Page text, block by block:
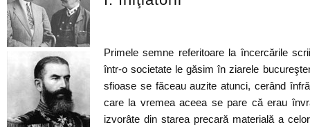
Primele semne referitoare la încercările
într-o societate le găsim în ziarele
sfioase se făceau auzite atunci, cerând
care la vremea aceea se pare că erau
izvorâte din starea precară materială a